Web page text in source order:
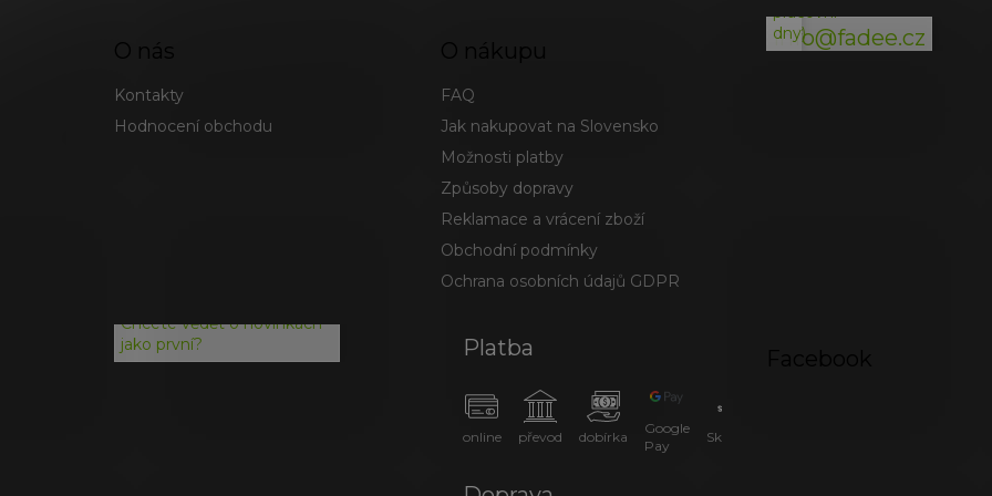
O nás
Kontakty
Hodnocení obchodu
FAQ
Jak nakupovat na Slovensko
Možnosti platby
Způsoby dopravy
Reklamace a vrácení zboží
Obchodní podmínky
Ochrana osobních údajů GDPR
info@fadee.cz
pracovní
dny)
Chcete vědět o novinkách
jako první?
Platba
online převod dobírka
Google
Pay
SkipPay